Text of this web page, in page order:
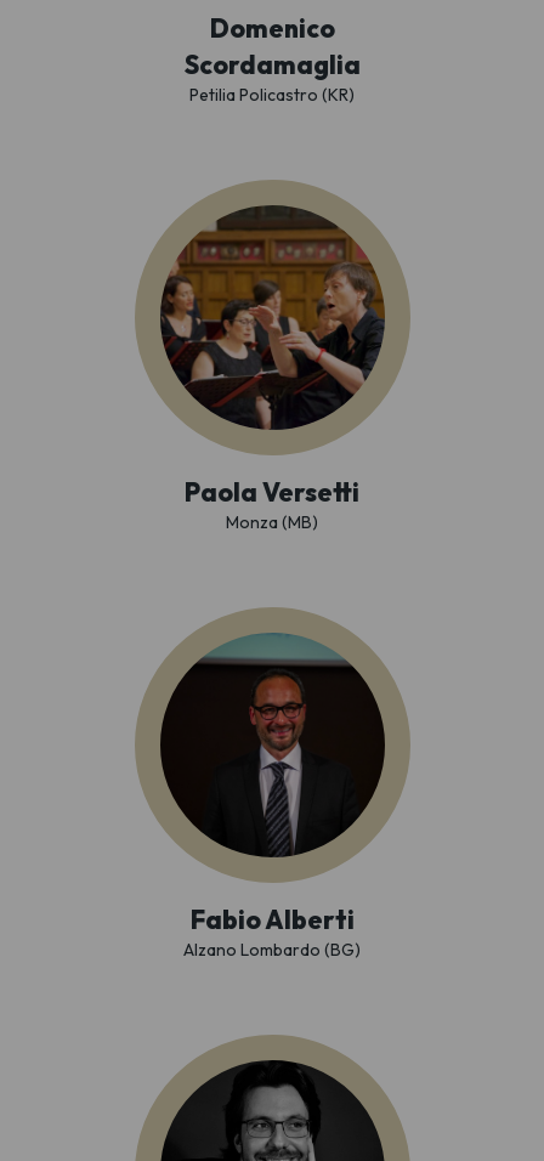
Domenico
Scordamaglia
Petilia Policastro (KR)
Paola Versetti
Monza (MB)
Fabio Alberti
Alzano Lombardo (BG)